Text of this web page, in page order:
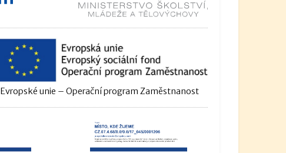
Evropské unie – Operační program Zaměstnanost